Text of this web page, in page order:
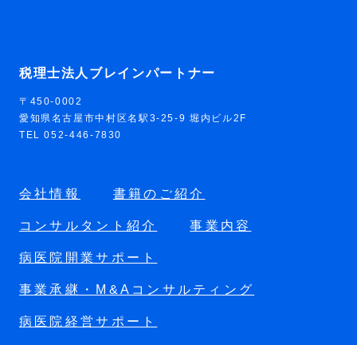
税理士法人ブレインパートナー
〒450-0002
愛知県名古屋市中村区名駅3-25-9 堀内ビル2F
TEL 052-446-7830
会社情報 書籍のご紹介
コンサルタント紹介 事業内容
病医院開業サポート
事業承継・M&Aコンサルティング
病医院経営サポート